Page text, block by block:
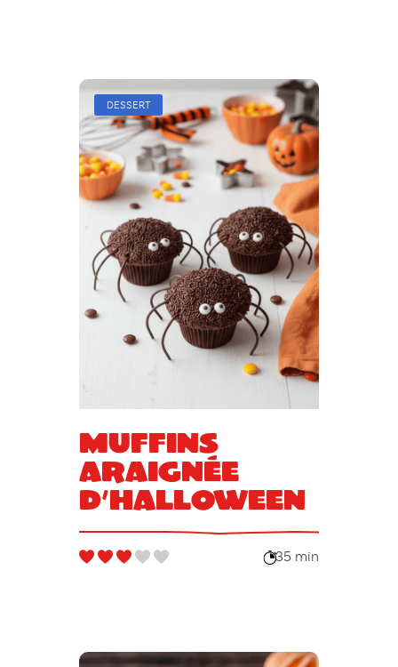
DESSERT
Muffins
araignée
d’Halloween
35 min